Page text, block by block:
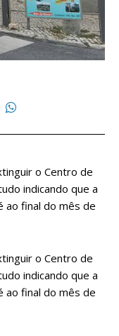
o Centro de
indicando que a
ao final do mês de
o Centro de
indicando que a
ao final do mês de